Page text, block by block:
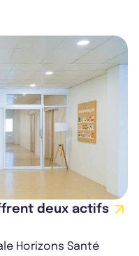
deux actifs
Horizons Santé